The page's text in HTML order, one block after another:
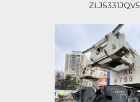
ZLJ5331JQV5